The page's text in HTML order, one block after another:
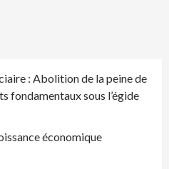
: Abolition de la peine de
fondamentaux sous l’égide
économique